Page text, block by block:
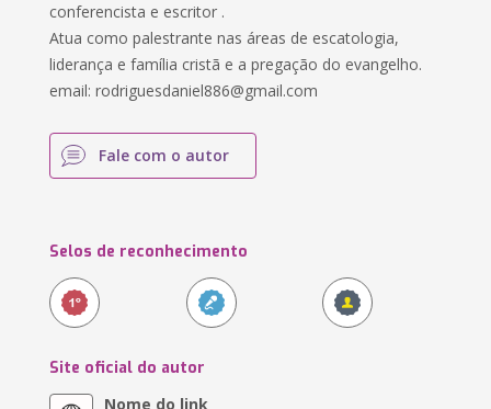
conferencista e escritor .
Atua como palestrante nas áreas de escatologia,
liderança e família cristã e a pregação do evangelho.
email: rodriguesdaniel886@gmail.com
Fale com o autor
Selos de reconhecimento
Site oficial do autor
Nome do link